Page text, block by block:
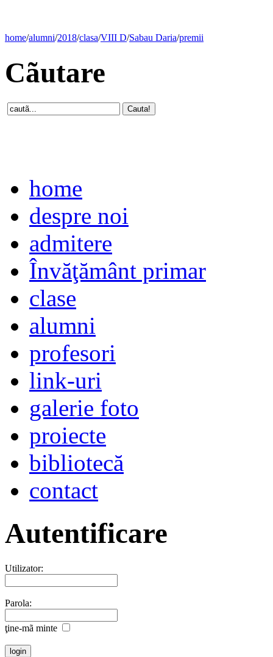
home/alumni/2018/clasa/VIII D/Sabau Daria/premii
Cãutare
home
despre noi
admitere
Învăţământ primar
clase
alumni
profesori
link-uri
galerie foto
proiecte
bibliotecă
contact
Autentificare
Utilizator:
Parola:
ţine-mã minte